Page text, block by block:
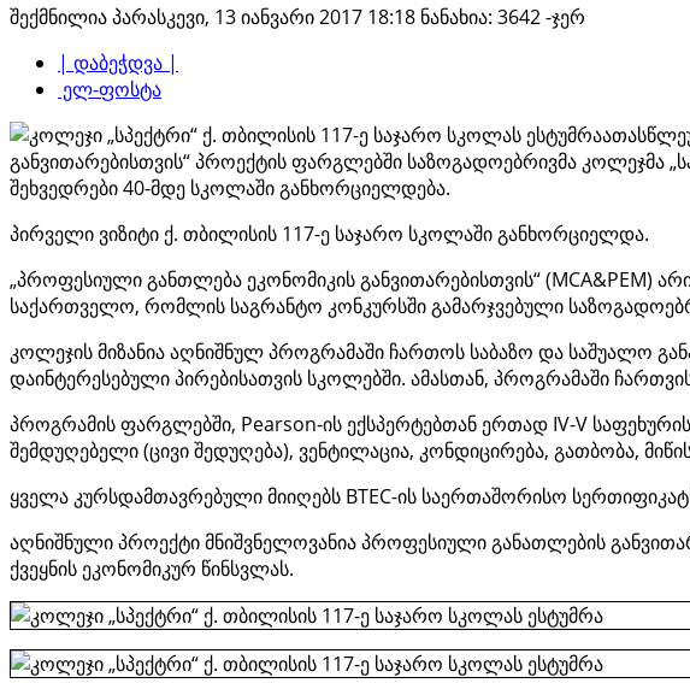
შექმნილია პარასკევი, 13 იანვარი 2017 18:18 ნანახია: 3642 -ჯერ
| დაბეჭდვა |
ელ-ფოსტა
განვითარებისთვის“ პროექტის ფარგლებში საზოგადოებრივმა კოლეჯმა
შეხვედრები 40-მდე სკოლაში განხორციელდება.
პირველი ვიზიტი ქ. თბილისის 117-ე საჯარო სკოლაში განხორციელდა.
„პროფესიული განთლება ეკონომიკის განვითარებისთვის“
საქართველო, რომლის საგრანტო კონკურსში გამარჯვებული
კოლეჯის მიზანია აღნიშნულ პროგრამაში ჩართოს საბაზო და საშუალო
დაინტერესებული პირებისათვის სკოლებში. ამასთან, პროგრამაში
პროგრამის ფარგლებში, Pearson-ის ექსპერტებთან ერთად IV-V
შემდუღებელი (ცივი შედუღება), ვენტილაცია, კონდიცირება, გათბობა,
ყველა კურსდამთავრებული მიიღებს BTEC-ის საერთაშორისო
აღნიშნული პროექტი მნიშვნელოვანია პროფესიული განათლების
ქვეყნის ეკონომიკურ წინსვლას.